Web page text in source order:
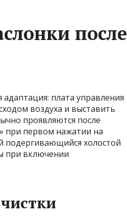
после
адаптация: плата управления
воздуха и выставить
проявляются после
при первом нажатии на
подергивающийся холостой
при включении